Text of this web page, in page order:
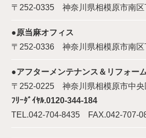
〒252-0335 神奈川県相模原市南区
●原当麻オフィス
〒252-0336 神奈川県相模原市南区
●アフターメンテナンス＆リフォー
〒252-0225 神奈川県相模原市中央
ﾌﾘｰﾀﾞｲﾔﾙ.0120-344-184
TEL.042-704-8435 FAX.042-707-